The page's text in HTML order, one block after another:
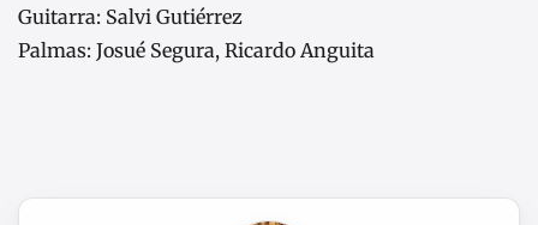
Guitarra: Salvi Gutiérrez
Palmas: Josué Segura, Ricardo Anguita